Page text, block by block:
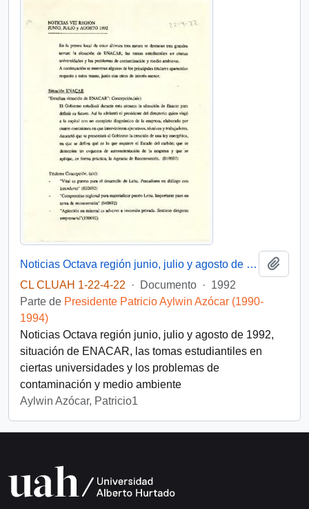
Noticias Octava región junio, julio y agosto de 1992
CL CLUAH 1-22-4-22
· Documento · 1992
Parte de Presidente Patricio Aylwin Azócar (1990-
1994)
Noticias Octava región junio, julio y agosto de 1992,
situación de ENACAR, las tomas estudiantiles en
ciertas universidades y los problemas de
contaminación y medio ambiente
Aylwin Azócar, Patricio1